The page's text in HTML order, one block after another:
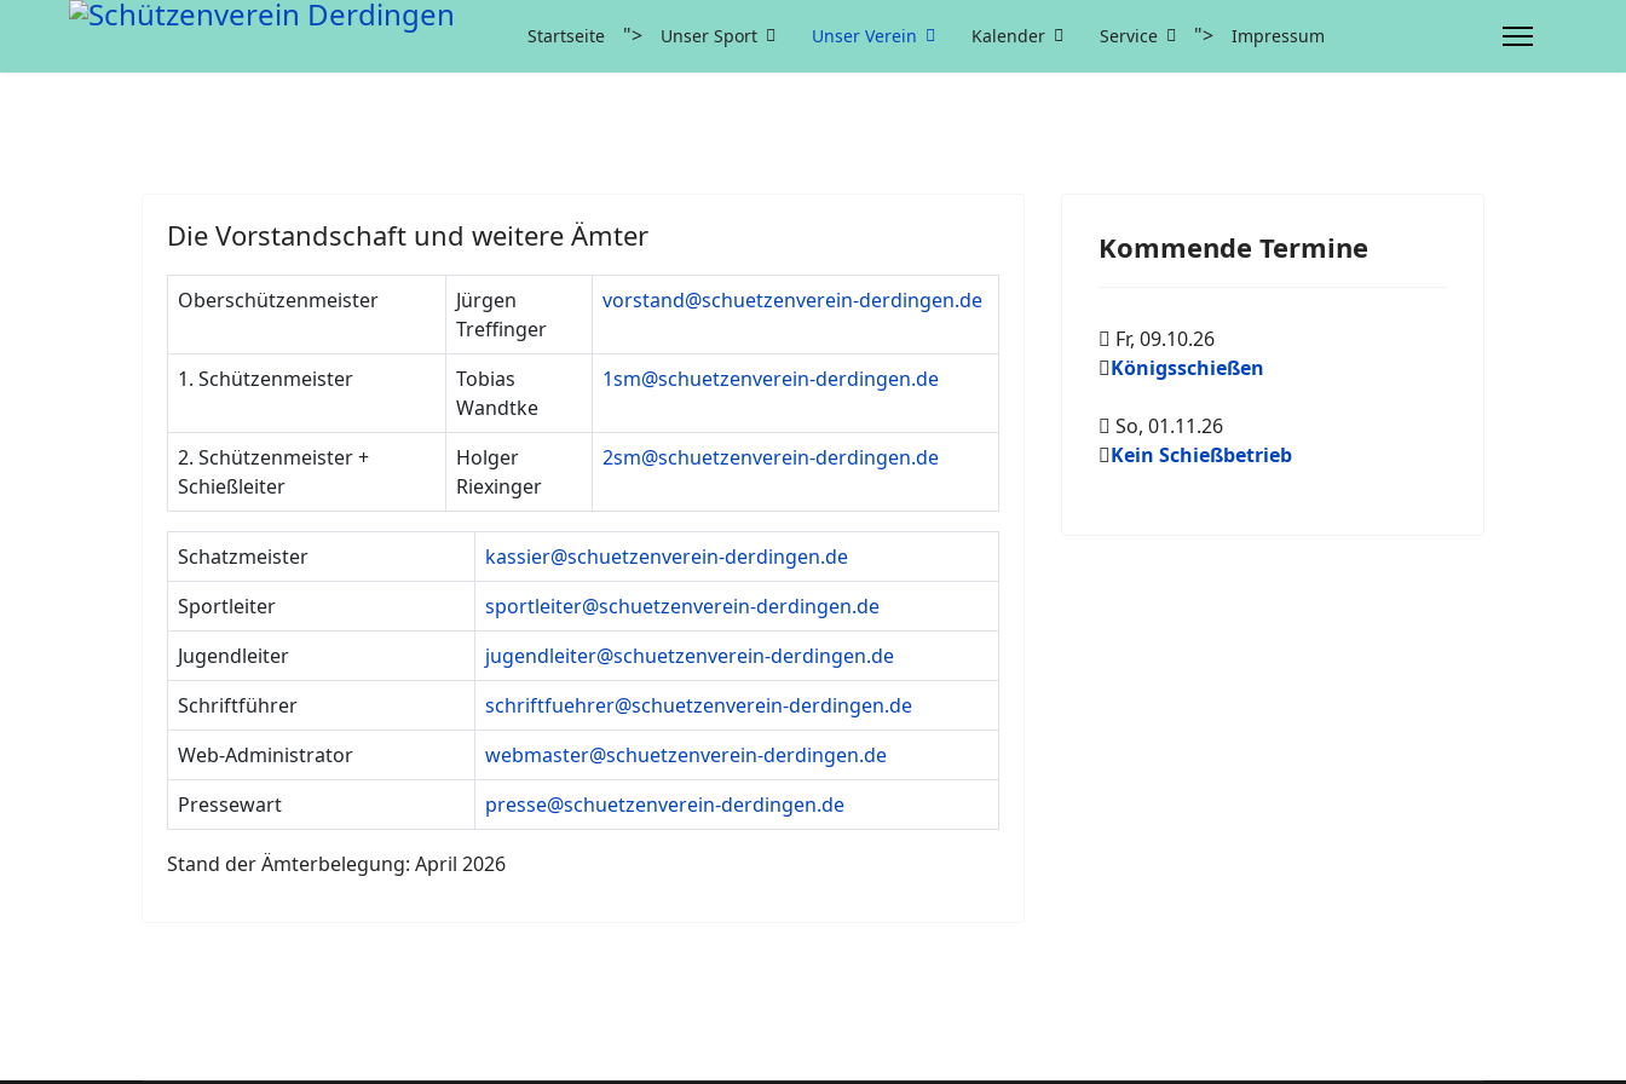
Startseite "> Unser Sport Unser Verein Kalender Service "> Impressum
Die Vorstandschaft und weitere Ämter
Oberschützenmeister
Jürgen
Treffinger
vorstand@schuetzenverein-derdingen.de
1. Schützenmeister
Tobias
Wandtke
1sm@schuetzenverein-derdingen.de
2. Schützenmeister +
Schießleiter
Holger
Riexinger
2sm@schuetzenverein-derdingen.de
Schatzmeister
kassier@schuetzenverein-derdingen.de
Sportleiter
sportleiter@schuetzenverein-derdingen.de
Jugendleiter
jugendleiter@schuetzenverein-derdingen.de
Schriftführer
schriftfuehrer@schuetzenverein-derdingen.de
Web-Administrator
webmaster@schuetzenverein-derdingen.de
Pressewart
presse@schuetzenverein-derdingen.de
Stand der Ämterbelegung: April 2026
Kommende Termine
Fr, 09.10.26
Königsschießen
So, 01.11.26
Kein Schießbetrieb